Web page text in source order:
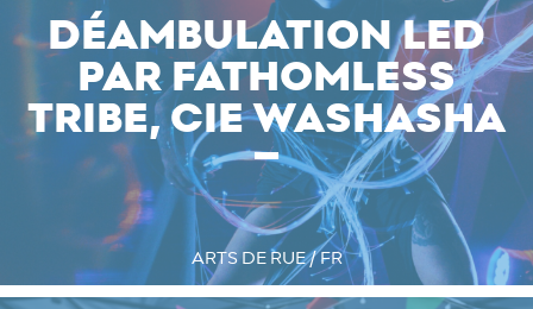
DÉAMBULATION LED
PAR FATHOMLESS
TRIBE, CIE WASHASHA
ARTS DE RUE / FR